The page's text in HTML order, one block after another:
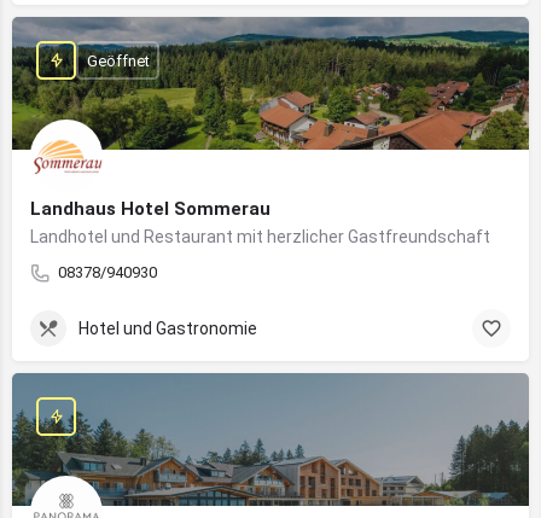
Landhaus Hotel Sommerau
Landhotel und Restaurant mit herzlicher Gastfreundschaft
08378/940930
Geöffnet
Hotel und Gastronomie